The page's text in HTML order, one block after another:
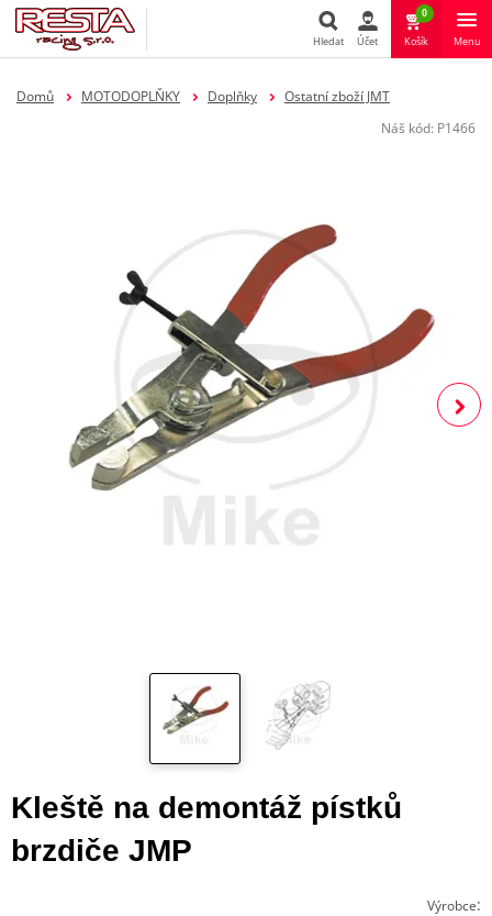
Hledat Účet
0
Košík Menu
Domů MOTODOPLŇKY Doplňky
Ostatní zboží JMT
Náš kód: P1466
Kleště na demontáž pístků
brzdiče JMP
Výrobce: